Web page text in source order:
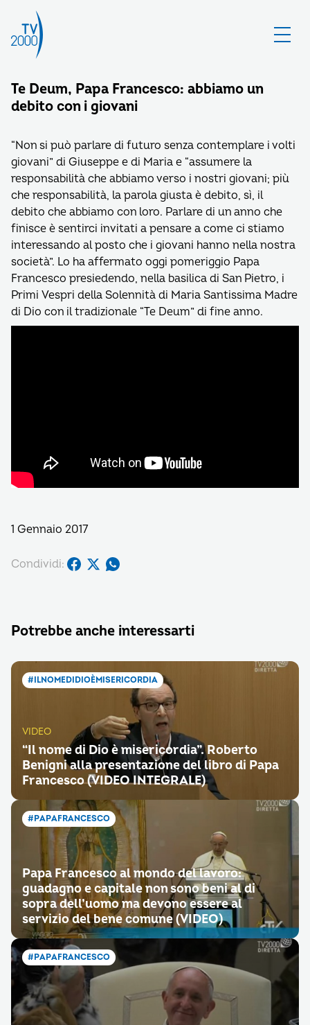
Te Deum, Papa Francesco: abbiamo un
debito con i giovani
“Non si può parlare di futuro senza contemplare i volti
giovani” di Giuseppe e di Maria e “assumere la
responsabilità che abbiamo verso i nostri giovani; più
che responsabilità, la parola giusta è debito, sì, il
debito che abbiamo con loro. Parlare di un anno che
finisce è sentirci invitati a pensare a come ci stiamo
interessando al posto che i giovani hanno nella nostra
società”. Lo ha affermato oggi pomeriggio Papa
Francesco presiedendo, nella basilica di San Pietro, i
Primi Vespri della Solennità di Maria Santissima Madre
di Dio con il tradizionale “Te Deum” di fine anno.
1 Gennaio 2017
Condividi:
Potrebbe anche interessarti
#ILNOMEDIDIOÈMISERICORDIA
VIDEO
“Il nome di Dio è misericordia”. Roberto
Benigni alla presentazione del libro di Papa
Francesco (VIDEO INTEGRALE)
#PAPAFRANCESCO
Papa Francesco al mondo del lavoro:
guadagno e capitale non sono beni al di
sopra dell’uomo ma devono essere al
servizio del bene comune (VIDEO)
#PAPAFRANCESCO